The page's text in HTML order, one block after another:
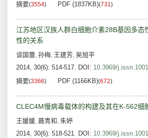
摘要(3554) PDF (1837KB)(731)
江苏地区汉族人群白细胞介素28B基因多态
性的关系
谈国蕾, 孙梅, 王建芳, 吴旭平
2014, 30(6): 514-517. DOI: 10.3969/
摘要(3366) PDF (1166KB)(672)
CLEC4M慢病毒载体的构建及其在K-562细
王媛媛, 聂青和 , 朱婷
2014, 30(6): 518-521. DOI: 10.3969/